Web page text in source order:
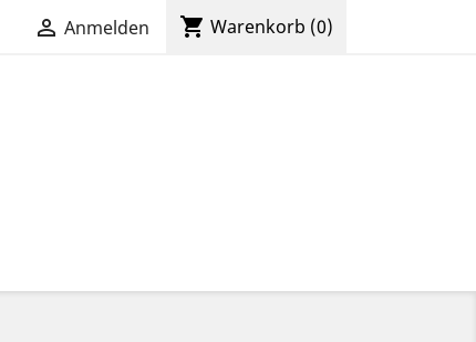
 Anmelden shopping_cart Warenkorb (0)